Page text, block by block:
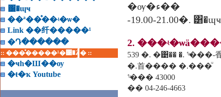
͸�ɰҹ
��ª��ͤ��ʵ�ѡ�
Link ��纤�����¹
�Դ������
:: ���ͤ�����¹�͹�Ź� ::
�ҹһ�Ш��ѹ
�ŧ�ҡ Youtube
�ѹ�ء��
-19.00-21.00�. ͸�ɰҹ
2.
539 �. �͹�� �.
�.⾸���� �.���ͧ
˹ͧ��� 43000
�� 04-246-4663